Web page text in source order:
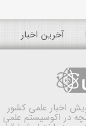
آخرین اخبار
اخبار علمی کشور
در اکوسیستم علمی